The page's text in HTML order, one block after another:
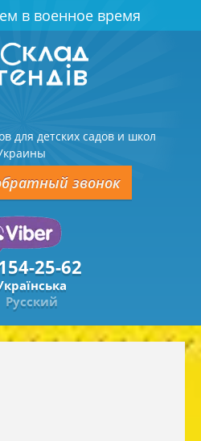
в военное время
для детских садов и школ
звонок
25-62
Русский